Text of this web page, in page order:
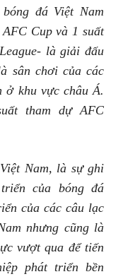
đá Việt Nam
Cup và 1 suất
là giải đấu
sân chơi của các
ở khu vực châu Á.
tham dự AFC
Nam, là sự ghi
của bóng đá
của các câu lạc
nhưng cũng là
vượt qua để tiến
phát triển bền